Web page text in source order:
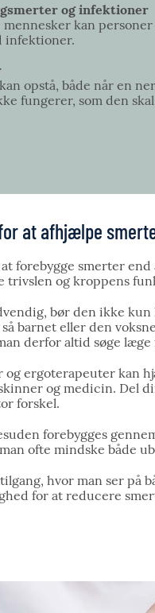
og infektioner
mennesker kan
infektioner.
opstå, både når en
fungerer, som den
at afhjælpe
forebygge smerter
trivslen og kroppens
bør den ikke
barnet eller den
derfor altid søge
ergoterapeuter kan
og medicin. Del
forskel.
forebygges
ofte mindske både
hvor man ser på
for at reducere